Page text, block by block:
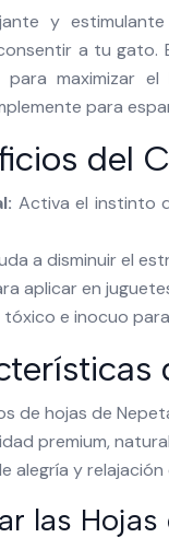
y
a tu gato.
maximizar
para
del
Activa el instinto
a disminuir el
aplicar en
e inocuo
de hojas de
premium,
alegría y
las